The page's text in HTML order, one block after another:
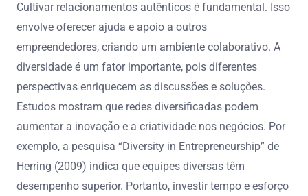
Cultivar relacionamentos autênticos é fundamental. Isso
envolve oferecer ajuda e apoio a outros
empreendedores, criando um ambiente colaborativo. A
diversidade é um fator importante, pois diferentes
perspectivas enriquecem as discussões e soluções.
Estudos mostram que redes diversificadas podem
aumentar a inovação e a criatividade nos negócios. Por
exemplo, a pesquisa “Diversity in Entrepreneurship” de
Herring (2009) indica que equipes diversas têm
desempenho superior. Portanto, investir tempo e esforço